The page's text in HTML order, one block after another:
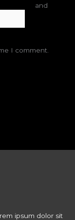
and
I comment.
ipsum dolor sit